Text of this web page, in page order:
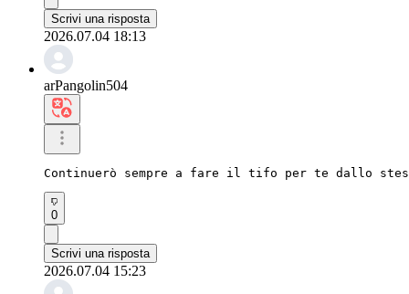
Scrivi una risposta
2026.07.04 18:13
arPangolin504
Continuerò sempre a fare il tifo per te dallo
0
Scrivi una risposta
2026.07.04 15:23